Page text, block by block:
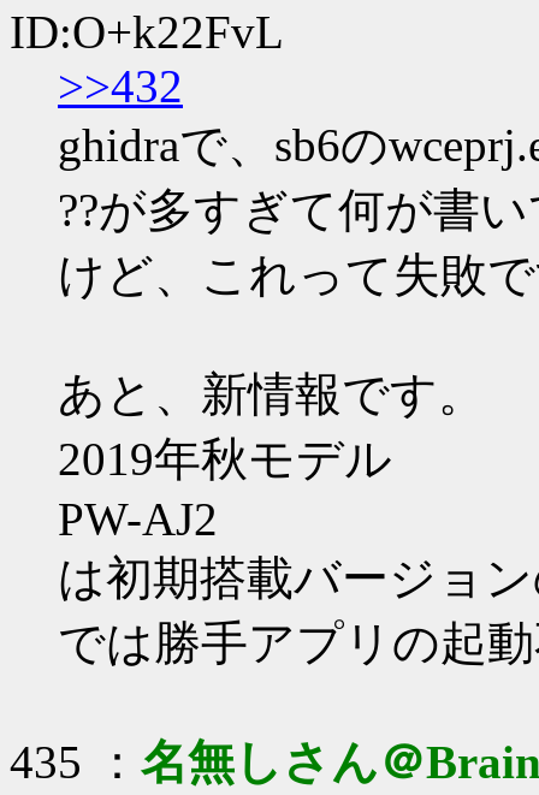
ID:O+k22FvL
>>432
ghidraで、sb6の
??が多すぎて何が書
けど、これって失敗
あと、新情報です。
2019年秋モデル
PW-AJ2
は初期搭載バージョ
では勝手アプリの起
435 ： 名無しさん＠